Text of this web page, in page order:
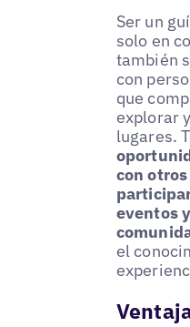
Ser un
solo en
también
con
que
explorar
lugares.
con
eventos
el